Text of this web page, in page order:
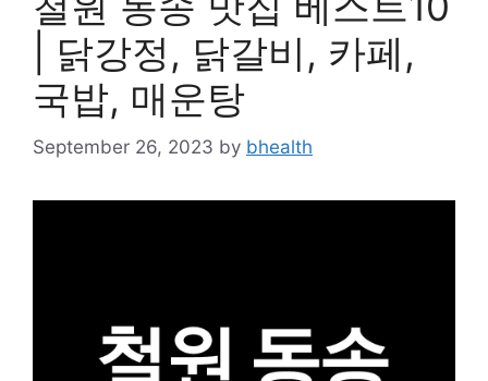
| 닭강정, 닭갈비, 카페,
국밥, 매운탕
September 26, 2023 by bhealth